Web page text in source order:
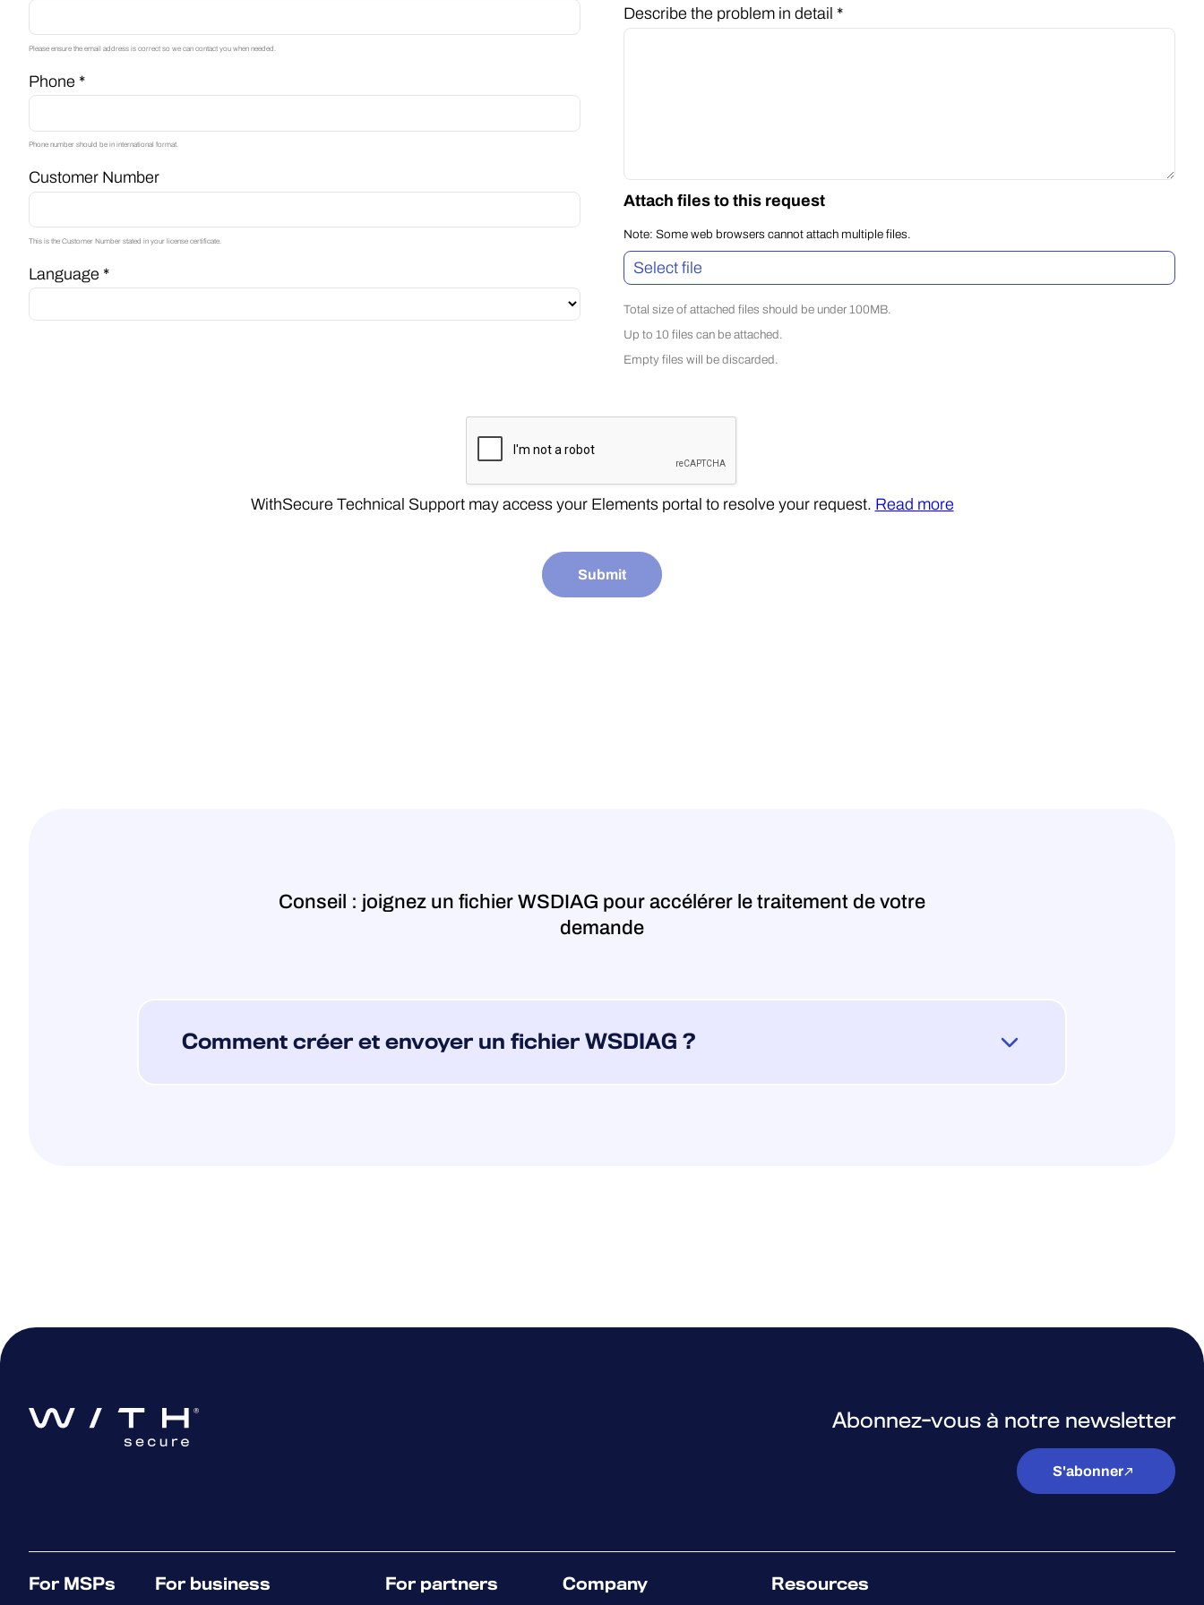
Please ensure the email address is correct so we can contact you when needed.
Phone *
Phone number should be in international format.
Customer Number
This is the Customer Number stated in your license certificate.
Language *
Describe the problem in detail *
Attach files to this request
Note: Some web browsers cannot attach multiple files.
Select file
Total size of attached files should be under 100MB.
Up to 10 files can be attached.
Empty files will be discarded.
WithSecure Technical Support may access your Elements portal to resolve your request. Read more
Submit
Conseil : joignez un fichier WSDIAG pour accélérer le traitement de votre
demande
Comment créer et envoyer un fichier WSDIAG ?
Pour Windows
Remarque : l’outil d’assistance nécessite que vous soyez connecté en tant
Sélectionnez « Lancer les diagnostics »
Abonnez-vous à notre newsletter
S'abonner
For MSPs For business For partners Company Resources